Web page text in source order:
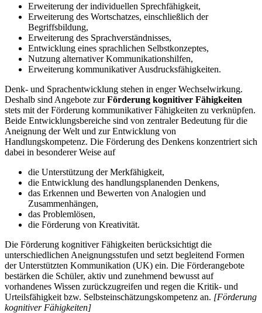
Erweiterung der individuellen Sprechfähigkeit,
Erweiterung des Wortschatzes, einschließlich der
Begriffsbildung,
Erweiterung des Sprachverständnisses,
Entwicklung eines sprachlichen Selbstkonzeptes,
Nutzung alternativer Kommunikationshilfen,
Erweiterung kommunikativer Ausdrucksfähigkeiten.
Denk- und Sprachentwicklung stehen in enger Wechselwirkung.
Deshalb sind Angebote zurFörderung kognitiver Fähigkeiten
stets mit der Förderung kommunikativer Fähigkeiten zu verknüpfen.
Beide Entwicklungsbereiche sind von zentraler Bedeutung für die
Aneignung der Welt und zur Entwicklung von
Handlungskompetenz. Die Förderung des Denkens konzentriert sich
dabei in besonderer Weise auf
die Unterstützung der Merkfähigkeit,
die Entwicklung des handlungsplanenden Denkens,
das Erkennen und Bewerten von Analogien und
Zusammenhängen,
das Problemlösen,
die Förderung von Kreativität.
Die Förderung kognitiver Fähigkeiten berücksichtigt die
unterschiedlichen Aneignungsstufen und setzt begleitend Formen
der Unterstützten Kommunikation (UK) ein. Die Förderangebote
bestärken die Schüler, aktiv und zunehmend bewusst auf
vorhandenes Wissen zurückzugreifen und regen die Kritik- und
Urteilsfähigkeit bzw. Selbsteinschätzungskompetenz an. [Förderung
kognitiver Fähigkeiten]